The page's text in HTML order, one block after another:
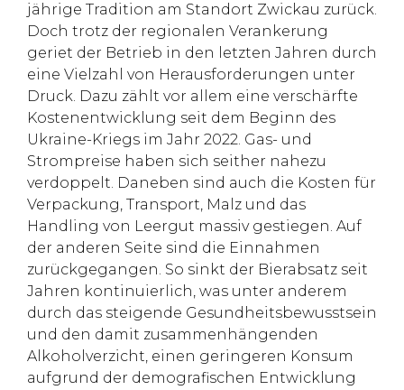
jährige Tradition am Standort Zwickau zurück.
Doch trotz der regionalen Verankerung
geriet der Betrieb in den letzten Jahren durch
eine Vielzahl von Herausforderungen unter
Druck. Dazu zählt vor allem eine verschärfte
Kostenentwicklung seit dem Beginn des
Ukraine-Kriegs im Jahr 2022. Gas- und
Strompreise haben sich seither nahezu
verdoppelt. Daneben sind auch die Kosten für
Verpackung, Transport, Malz und das
Handling von Leergut massiv gestiegen. Auf
der anderen Seite sind die Einnahmen
zurückgegangen. So sinkt der Bierabsatz seit
Jahren kontinuierlich, was unter anderem
durch das steigende Gesundheitsbewusstsein
und den damit zusammenhängenden
Alkoholverzicht, einen geringeren Konsum
aufgrund der demografischen Entwicklung